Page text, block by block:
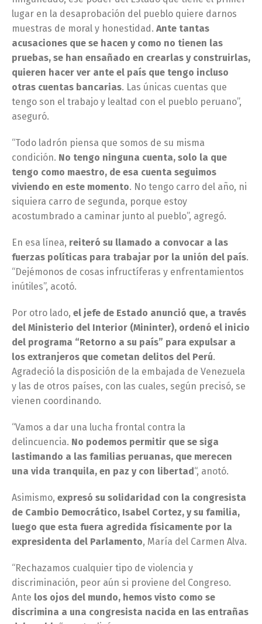
lugar en la desaprobación del pueblo quiere darnos
muestras de moral y honestidad. Ante tantas
acusaciones que se hacen y como no tienen las
pruebas, se han ensañado en crearlas y construirlas,
quieren hacer ver ante el país que tengo incluso
otras cuentas bancarias. Las únicas cuentas que
tengo son el trabajo y lealtad con el pueblo peruano”,
aseguró.
“Todo ladrón piensa que somos de su misma
condición. No tengo ninguna cuenta, solo la que
tengo como maestro, de esa cuenta seguimos
viviendo en este momento. No tengo carro del año, ni
siquiera carro de segunda, porque estoy
acostumbrado a caminar junto al pueblo”, agregó.
En esa línea, reiteró su llamado a convocar a las
fuerzas políticas para trabajar por la unión del país.
“Dejémonos de cosas infructíferas y enfrentamientos
inútiles”, acotó.
Por otro lado, el jefe de Estado anunció que, a través
del Ministerio del Interior (Mininter), ordenó el inicio
del programa “Retorno a su país” para expulsar a
los extranjeros que cometan delitos del Perú.
Agradeció la disposición de la embajada de Venezuela
y las de otros países, con las cuales, según precisó, se
vienen coordinando.
“Vamos a dar una lucha frontal contra la
delincuencia. No podemos permitir que se siga
lastimando a las familias peruanas, que merecen
una vida tranquila, en paz y con libertad “, anotó.
Asimismo, expresó su solidaridad con la congresista
de Cambio Democrático, Isabel Cortez, y su familia,
luego que esta fuera agredida físicamente por la
expresidenta del Parlamento, María del Carmen Alva.
“Rechazamos cualquier tipo de violencia y
discriminación, peor aún si proviene del Congreso.
Ante los ojos del mundo, hemos visto como se
discrimina a una congresista nacida en las entrañas